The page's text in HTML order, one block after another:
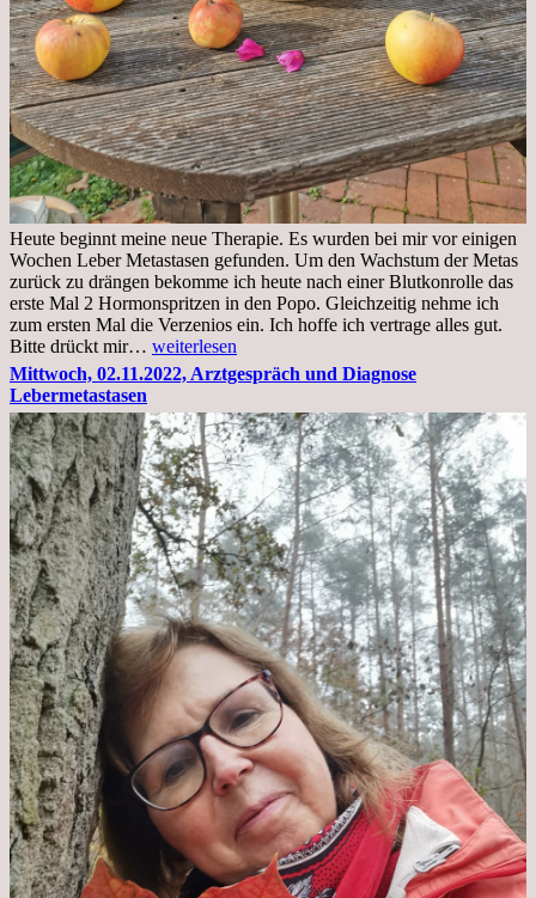
Heute beginnt meine neue Therapie. Es wurden bei mir vor einigen
Wochen Leber Metastasen gefunden. Um den Wachstum der Metas
zurück zu drängen bekomme ich heute nach einer Blutkonrolle das
erste Mal 2 Hormonspritzen in den Popo. Gleichzeitig nehme ich
zum ersten Mal die Verzenios ein. Ich hoffe ich vertrage alles gut.
Bitte drückt mir… Mittwoch,
09.11.2022
weiterlesen
Mittwoch, 02.11.2022, Arztgespräch und Diagnose
Lebermetastasen